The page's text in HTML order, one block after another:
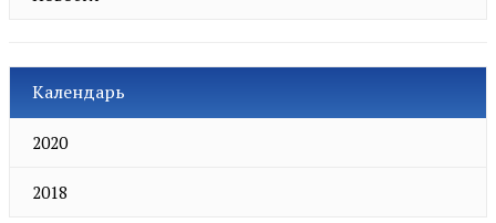
Календарь
2020
2018